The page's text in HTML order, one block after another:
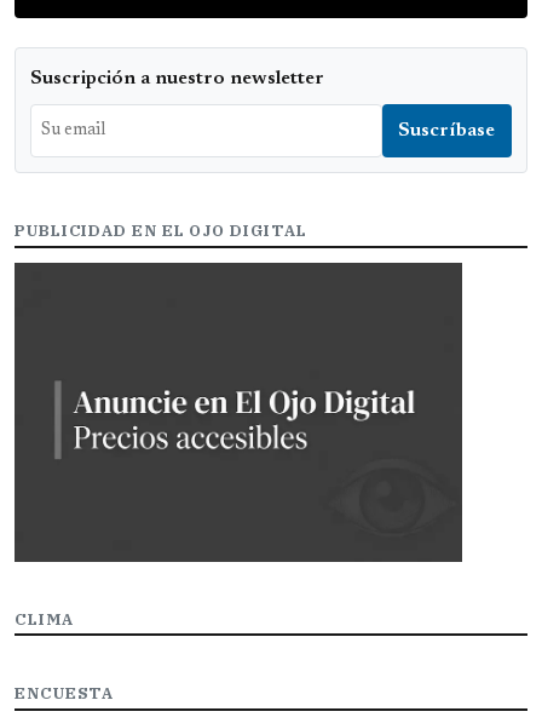
Suscripción a nuestro newsletter
PUBLICIDAD EN EL OJO DIGITAL
CLIMA
ENCUESTA